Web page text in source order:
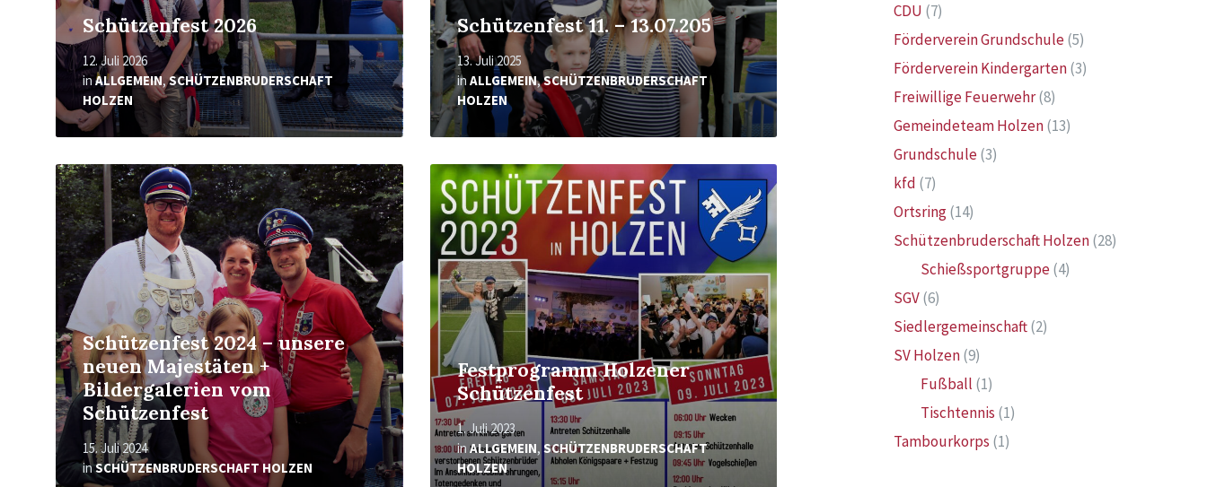
Schützenfest 2026
12. Juli 2026
inALLGEMEIN,SCHÜTZENBRUDERSCHAFT
HOLZEN
Schützenfest 11. – 13.07.205
13. Juli 2025
in ALLGEMEIN,SCHÜTZENBRUDERSCHAFT
HOLZEN
Schützenfest 2024 – unsere
neuen Majestäten +
Bildergalerien vom
Schützenfest
15. Juli 2024
inSCHÜTZENBRUDERSCHAFT HOLZEN
Mehr
erfahren
Festprogramm Holzener
Schützenfest
1. Juli 2023
in ALLGEMEIN, SCHÜTZENBRUDERSCHAFT
HOLZEN
Mehr
erfahren
CDU (7)
Förderverein Grundschule(5)
Förderverein Kindergarten(3)
Freiwillige Feuerwehr(8)
Gemeindeteam Holzen(13)
Grundschule(3)
kfd (7)
Ortsring(14)
Schützenbruderschaft Holzen(28)
Schießsportgruppe(4)
SGV(6)
Siedlergemeinschaft(2)
SV Holzen(9)
Fußball (1)
Tischtennis (1)
Tambourkorps (1)